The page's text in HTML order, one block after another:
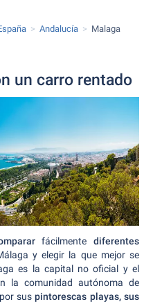
Andalucía Malaga
un carro rentado
fácilmentediferentes
y elegir la que mejor se
es la capital no oficial y el
la comunidad autónoma de
suspintorescas playas, sus